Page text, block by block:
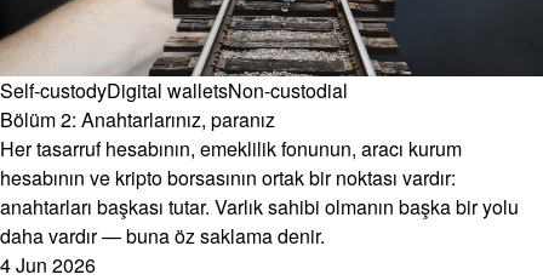
Self-custodyDigital walletsNon-custodial
Bölüm 2: Anahtarlarınız, paranız
Her tasarruf hesabının, emeklilik fonunun, aracı kurum
hesabının ve kripto borsasının ortak bir noktası vardır:
anahtarları başkası tutar. Varlık sahibi olmanın başka bir yolu
daha vardır — buna öz saklama denir.
4 Jun 2026